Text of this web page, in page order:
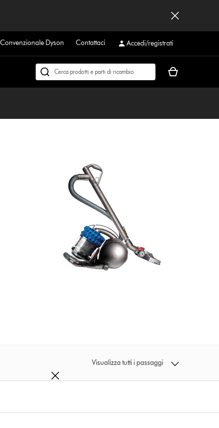
Dyson Contattaci Accedi/registrati
Cerca
Il
Visualizza tutti i passaggi